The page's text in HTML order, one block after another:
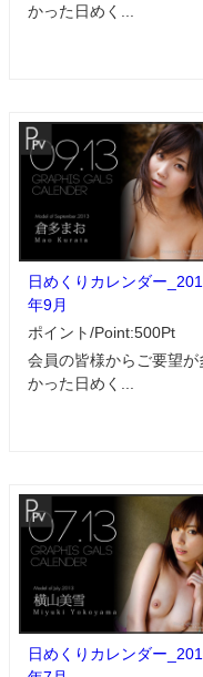
かった日めく...
日めくりカレンダー
年9月
ポイント/Point:500Pt
会員の皆様からご要望が
かった日めく...
日めくりカレンダー